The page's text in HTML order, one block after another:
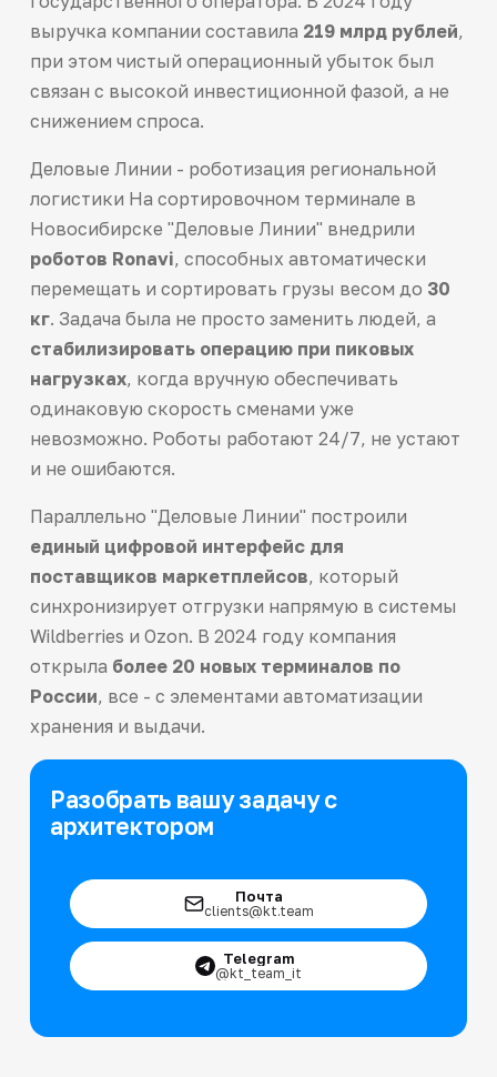
выручка компании составила 219 млрд рублей,
при этом чистый операционный убыток был
связан с высокой инвестиционной фазой, а не
снижением спроса.
Деловые Линии - роботизация региональной
логистики На сортировочном терминале в
Новосибирске "Деловые Линии" внедрили
роботов Ronavi, способных автоматически
перемещать и сортировать грузы весом до 30
кг. Задача была не просто заменить людей, а
стабилизировать операцию при пиковых
нагрузках, когда вручную обеспечивать
одинаковую скорость сменами уже
невозможно. Роботы работают 24/7, не устают
и не ошибаются.
Параллельно "Деловые Линии" построили
единый цифровой интерфейс для
поставщиков маркетплейсов, который
синхронизирует отгрузки напрямую в системы
Wildberries и Ozon. В 2024 году компания
открыла более 20 новых терминалов по
России, все - с элементами автоматизации
хранения и выдачи.
Разобрать вашу задачу с
архитектором
Почта
clients@kt.team
Telegram
@kt_team_it